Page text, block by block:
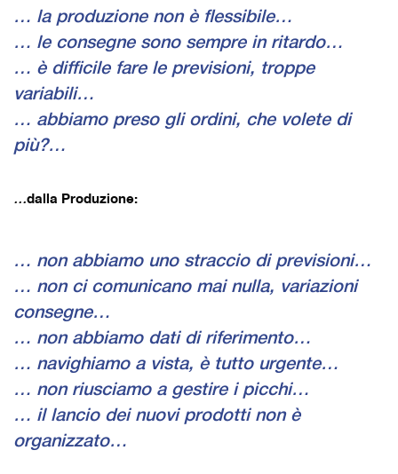
… la produzione non è flessibile…
… le consegne sono sempre in ritardo…
… è difficile fare le previsioni, troppe
variabili…
… abbiamo preso gli ordini, che volete di
più?…
…dalla Produzione:
… non abbiamo uno straccio di previsioni…
… non ci comunicano mai nulla, variazioni
consegne…
… non abbiamo dati di riferimento…
… navighiamo a vista, è tutto urgente…
… non riusciamo a gestire i picchi…
… il lancio dei nuovi prodotti non è
organizzato…